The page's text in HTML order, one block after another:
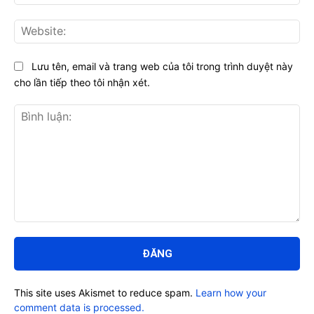
luận:
Lưu tên, email và trang web của tôi trong trình duyệt này
cho lần tiếp theo tôi nhận xét.
This site uses Akismet to reduce spam. Learn how your
comment data is processed.